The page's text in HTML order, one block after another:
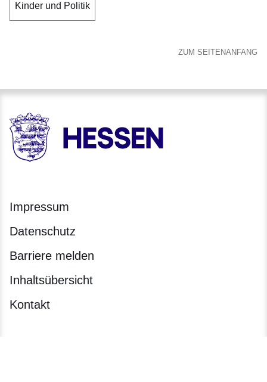
Kinder und Politik
ZUM SEITENANFANG
HESSEN - Hessische Landesregierung
Impressum
Datenschutz
Barriere melden
Inhaltsübersicht
Kontakt